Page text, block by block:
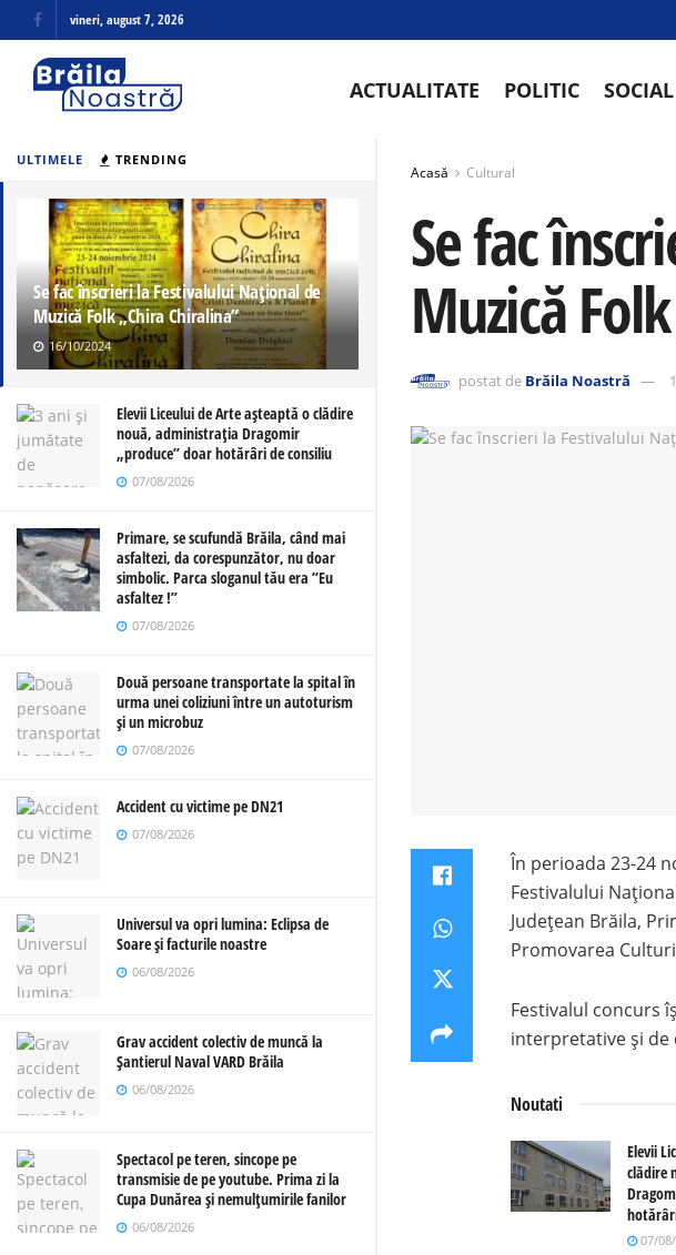
ULTIMELE TRENDING
Se fac înscrieri la Festivalului Național de
Muzică Folk „Chira Chiralina”
16/10/2024
Elevii Liceului de Arte așteaptă o clădire
nouă, administrația Dragomir
„produce” doar hotărâri de consiliu
07/08/2026
Primare, se scufundă Brăila, când mai
asfaltezi, da corespunzător, nu doar
simbolic. Parca sloganul tău era ”Eu
asfaltez !”
07/08/2026
Două persoane transportate la spital în
urma unei coliziuni între un autoturism
și un microbuz
07/08/2026
Accident cu victime pe DN21
07/08/2026
Universul va opri lumina: Eclipsa de
Soare și facturile noastre
06/08/2026
Grav accident colectiv de muncă la
Șantierul Naval VARD Brăila
06/08/2026
Spectacol pe teren, sincope pe
transmisie de pe youtube. Prima zi la
Cupa Dunărea și nemulțumirile fanilor
06/08/2026
vineri, august 7, 2026
ACTUALITATE POLITIC SOCIAL
Acasă Cultural
Se fac
Muzică
postat de Brăila Noastră
În perioada 23-24
Festivalului
Judeţean Brăila,
Promovarea
Festivalul concurs
interpretative şi de
Noutati
Elevii
clădire
07/